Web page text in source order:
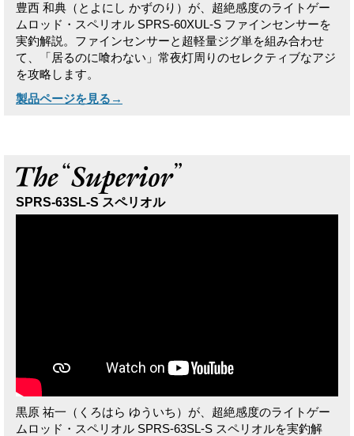
豊西 和典（とよにし かずのり）が、超絶感度のライトゲー
ムロッド・スペリオル SPRS-60XUL-S ファインセンサーを
実釣解説。ファインセンサーと超軽量ジグ単を組み合わせ
て、「居るのに喰わない」常夜灯周りのセレクティブなアジ
を攻略します。
製品ページを見る→
SPRS-63SL-S スペリオル
黒原 祐一（くろはら ゆういち）が、超絶感度のライトゲー
ムロッド・スペリオル SPRS-63SL-S スペリオルを実釣解